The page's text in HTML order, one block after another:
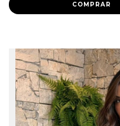
COMPRAR